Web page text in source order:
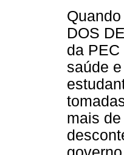
DOS
da
saúde
mais